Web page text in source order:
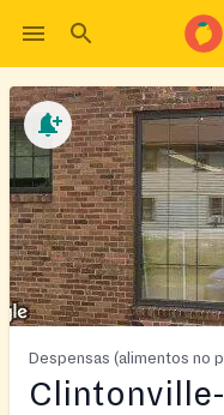
Despensas (alimentos no